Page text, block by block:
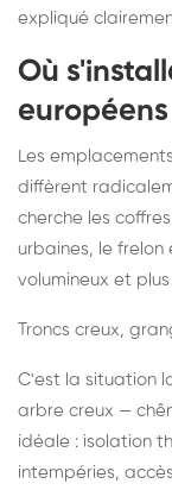
expliqué
Où
européens
Les
diffèrent
cherche les
urbaines, le frelon
volumineux et
Troncs creux,
C'est la situation
arbre creux —
idéale : isolation
intempéries,